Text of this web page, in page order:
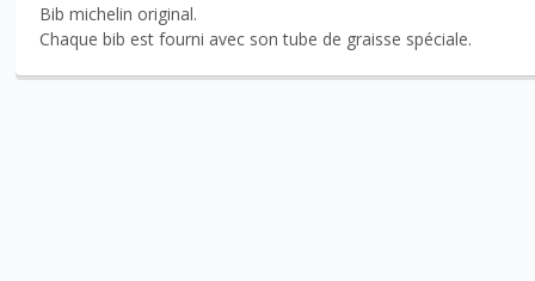
Bib michelin original.
Chaque bib est fourni avec son tube de graisse spéciale.